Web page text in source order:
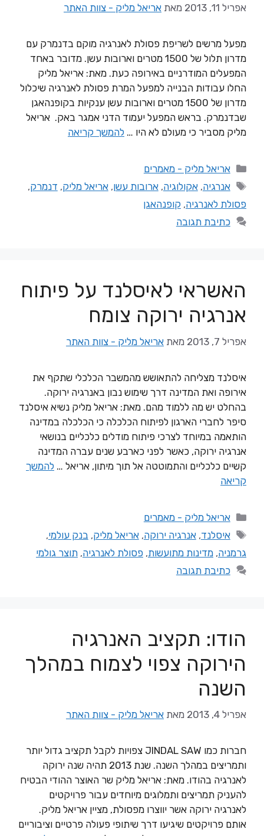
אפריל 11, 2013 מאת אריאל מליק - צוות האתר
מפעל מרשים לשריפת פסולת לאנרגיה מוקם בדנמרק עם
מדרון תלול של 1500 מטרים וארובות עשן. מדובר באחד
המפעלים המודרניים באירופה כעת. מאת: אריאל מליק
החלו עבודות הבנייה למפעל המרת פסולת לאנרגיה שיכלול
מדרון של 1500 מטרים וארובות עשן ענקיות בקופנהאגן
שבדנמרק. בראש המפעל יעמוד הדני אמגר באק. אריאל
מליק מסביר כי מעולם לא היו … להמשך קריאה
אריאל מליק - מאמרים
אנרגיה,אקולוגיה,ארובות עשן,אריאל מליק, דנמרק,
פסולת לאנרגיה, קופנהאגן
כתיבת תגובה
האשראי לאיסלנד על פיתוח
אנרגיה ירוקה צומח
אפריל 7, 2013 מאת אריאל מליק - צוות האתר
איסלנד מצליחה להתאושש מהמשבר הכלכלי שתקף את
אירופה ואת המדינה דרך שימוש נבון באנרגיה ירוקה.
בהחלט יש מה ללמוד מהם. מאת: אריאל מליק נשיא איסלנד
סיפר לחברי הארגון לפיתוח הכלכלה כי הכלכלה במדינה
הותאמה במיוחד לצרכי פיתוח מודלים כלכליים בנושאי
אנרגיה ירוקה, כאשר לפני כארבע שנים עברה המדינה
קשיים כלכליים והתמוטטה אל תוך מיתון, אריאל … להמשך
קריאה
אריאל מליק - מאמרים
איסלנד,אנרגיה ירוקה,אריאל מליק, בנק עולמי,
גרמניה, מדינות מתועשות, פסולת לאנרגיה, תוצר גולמי
כתיבת תגובה
הודו: תקציב האנרגיה
הירוקה צפוי לצמוח במהלך
השנה
אפריל 4, 2013 מאת אריאל מליק - צוות האתר
חברות כמו JINDAL SAW צפויות לקבל תקציב גדול יותר
ותמריצים במהלך השנה. שנת 2013 תהיה שנה ירוקה
לאנרגיה בהודו. מאת: אריאל מליק שר האוצר ההודי הבטיח
להעניק תמריצים ותמלוגים מיוחדים עבור פרויקטים
לאנרגיה ירוקה אשר יווצרו מפסולת, מציין אריאל מליק.
אותם פרויקטים שיגיעו דרך שיתופי פעולה פרטיים וציבוריים